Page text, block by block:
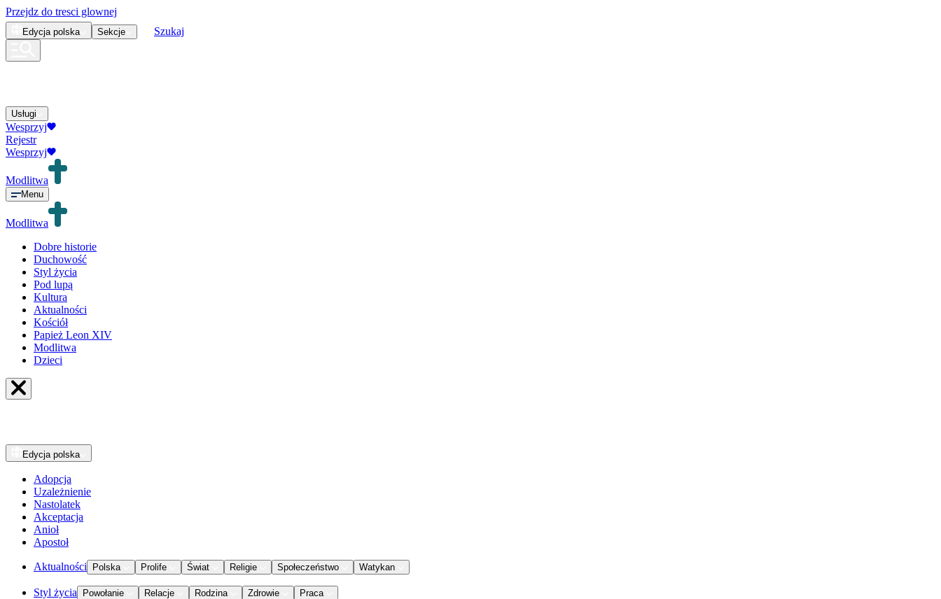
Przejdz do tresci glownej
Edycja polska Sekcje Szukaj
Usługi
Wesprzyj
Rejestr
Wesprzyj
Modlitwa
Menu
Modlitwa
Dobre historie
Duchowość
Styl życia
Pod lupą
Kultura
Aktualności
Kościół
Papież Leon XIV
Modlitwa
Dzieci
Edycja polska
Adopcja
Uzależnienie
Nastolatek
Akceptacja
Anioł
Apostoł
Aktualności Polska Prolife Świat Religie Społeczeństwo Watykan
Styl życia Powołanie Relacje Rodzina Zdrowie Praca